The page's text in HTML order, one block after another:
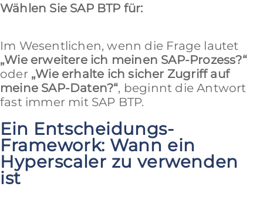
Wählen Sie SAP BTP für:
Im Wesentlichen, wenn die Frage lautet
„Wie erweitere ich meinen SAP-Prozess?“
oder „Wie erhalte ich sicher Zugriff auf
meine SAP-Daten?“, beginnt die Antwort
fast immer mit SAP BTP.
Ein Entscheidungs-
Framework: Wann ein
Hyperscaler zu verwenden
ist